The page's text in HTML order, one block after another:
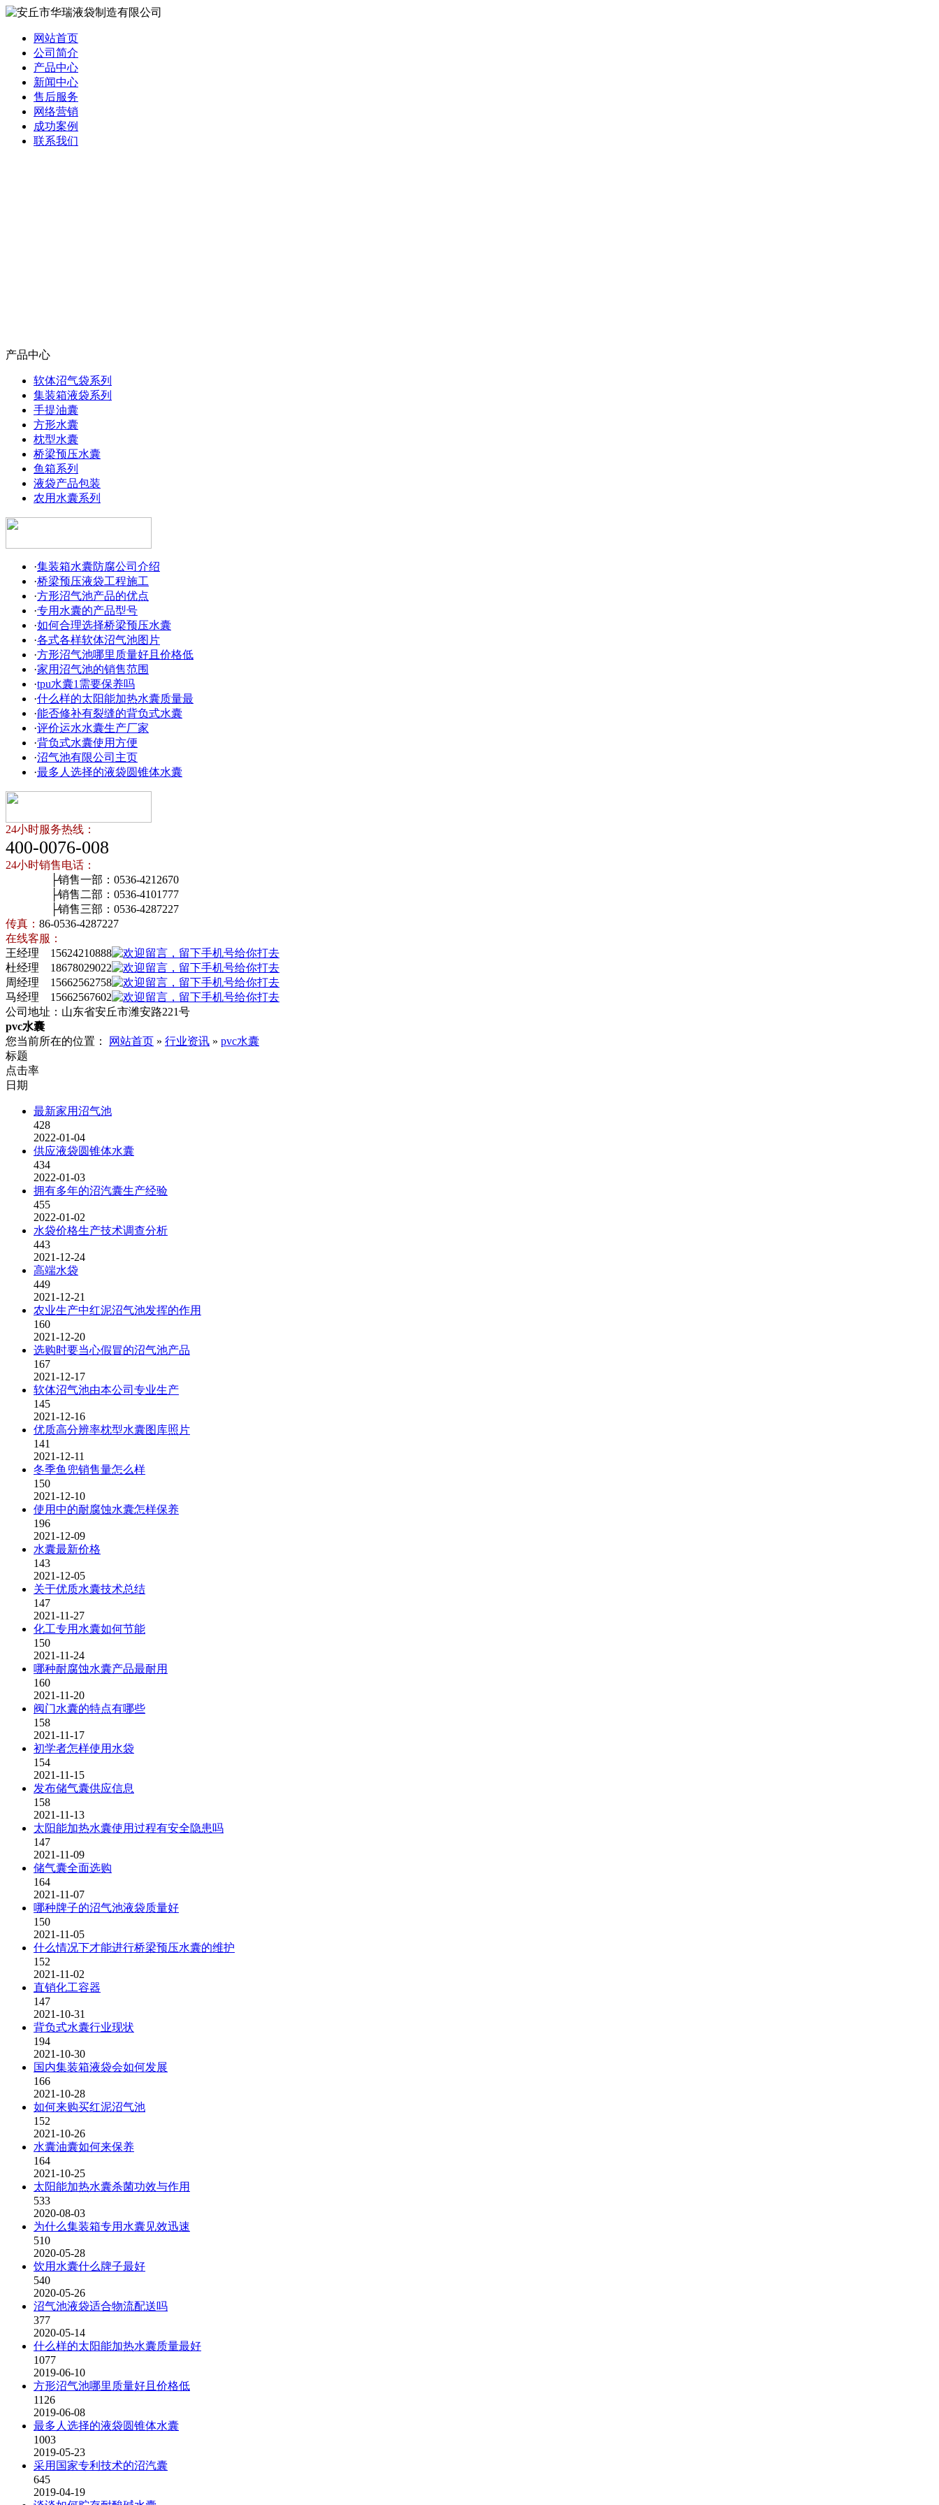
网站首页
公司简介
产品中心
新闻中心
售后服务
网络营销
成功案例
联系我们
产品中心
软体沼气袋系列
集装箱液袋系列
手提油囊
方形水囊
枕型水囊
桥梁预压水囊
鱼箱系列
液袋产品包装
农用水囊系列
·集装箱水囊防腐公司介绍
·桥梁预压液袋工程施工
·方形沼气池产品的优点
·专用水囊的产品型号
·如何合理选择桥梁预压水囊
·各式各样软体沼气池图片
·方形沼气池哪里质量好且价格低
·家用沼气池的销售范围
·tpu水囊1需要保养吗
·什么样的太阳能加热水囊质量最
·能否修补有裂缝的背负式水囊
·评价运水水囊生产厂家
·背负式水囊使用方便
·沼气池有限公司主页
·最多人选择的液袋圆锥体水囊
24小时服务热线：
400-0076-008
24小时销售电话：
├销售一部：0536-4212670
├销售二部：0536-4101777
├销售三部：0536-4287227
传真： 86-0536-4287227
在线客服：
王经理 15624210888
杜经理 18678029022
周经理 15662562758
马经理 15662567602
公司地址：山东省安丘市潍安路221号
pvc水囊
您当前所在的位置：
网站首页 » 行业资讯 » pvc水囊
标题
点击率
日期
最新家用沼气池
428
2022-01-04
供应液袋圆锥体水囊
434
2022-01-03
拥有多年的沼汽囊生产经验
455
2022-01-02
水袋价格生产技术调查分析
443
2021-12-24
高端水袋
449
2021-12-21
农业生产中红泥沼气池发挥的作用
160
2021-12-20
选购时要当心假冒的沼气池产品
167
2021-12-17
软体沼气池由本公司专业生产
145
2021-12-16
优质高分辨率枕型水囊图库照片
141
2021-12-11
冬季鱼兜销售量怎么样
150
2021-12-10
使用中的耐腐蚀水囊怎样保养
196
2021-12-09
水囊最新价格
143
2021-12-05
关于优质水囊技术总结
147
2021-11-27
化工专用水囊如何节能
150
2021-11-24
哪种耐腐蚀水囊产品最耐用
160
2021-11-20
阀门水囊的特点有哪些
158
2021-11-17
初学者怎样使用水袋
154
2021-11-15
发布储气囊供应信息
158
2021-11-13
太阳能加热水囊使用过程有安全隐患吗
147
2021-11-09
储气囊全面选购
164
2021-11-07
哪种牌子的沼气池液袋质量好
150
2021-11-05
什么情况下才能进行桥梁预压水囊的维护
152
2021-11-02
直销化工容器
147
2021-10-31
背负式水囊行业现状
194
2021-10-30
国内集装箱液袋会如何发展
166
2021-10-28
如何来购买红泥沼气池
152
2021-10-26
水囊油囊如何来保养
164
2021-10-25
太阳能加热水囊杀菌功效与作用
533
2020-08-03
为什么集装箱专用水囊见效迅速
510
2020-05-28
饮用水囊什么牌子最好
540
2020-05-26
沼气池液袋适合物流配送吗
377
2020-05-14
什么样的太阳能加热水囊质量最好
1077
2019-06-10
方形沼气池哪里质量好且价格低
1126
2019-06-08
最多人选择的液袋圆锥体水囊
1003
2019-05-23
采用国家专利技术的沼汽囊
645
2019-04-19